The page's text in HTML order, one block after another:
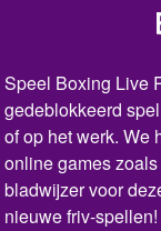
Speel Boxing Live
gedeblokkeerd
of op het werk. We
online games
bladwijzer voor
nieuwe friv-spellen!